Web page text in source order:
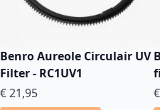
Benro Aureole Circulair UV
Filter - RC1UV1
€ 21,95